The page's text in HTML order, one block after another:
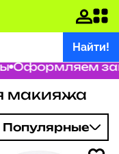
Найти!
макияжа
Популярные